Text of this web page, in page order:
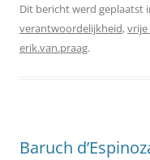
Dit bericht werd geplaatst
verantwoordelijkheid,vrije
erik.van.praag.
Baruch